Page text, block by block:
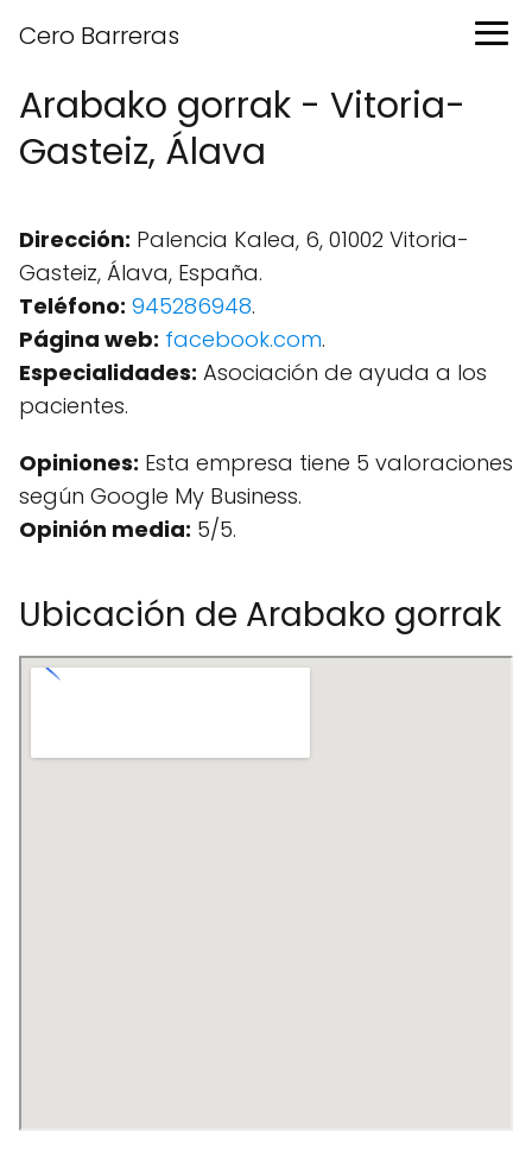
Cero Barreras
Arabako gorrak - Vitoria-
Gasteiz, Álava
Dirección: Palencia Kalea, 6, 01002 Vitoria-
Gasteiz, Álava, España.
Teléfono: 945286948.
Página web: facebook.com.
Especialidades: Asociación de ayuda a los
pacientes.
Opiniones: Esta empresa tiene 5 valoraciones
según Google My Business.
Opinión media: 5/5.
Ubicación de Arabako gorrak